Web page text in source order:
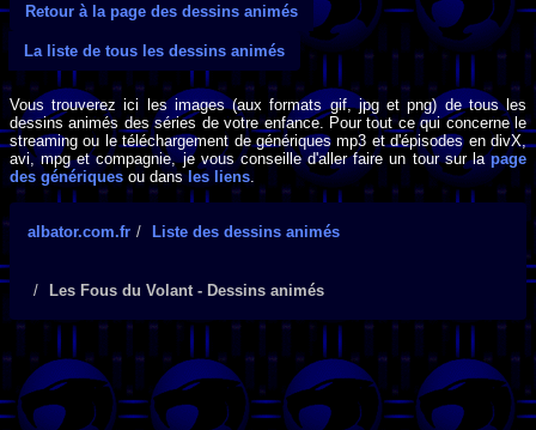
Retour à la page des dessins animés
La liste de tous les dessins animés
Vous trouverez ici les images (aux formats gif, jpg et png) de tous les
dessins animés des séries de votre enfance. Pour tout ce qui concerne le
streaming ou le téléchargement de génériques mp3 et d'épisodes en divX,
avi, mpg et compagnie, je vous conseille d'aller faire un tour sur lapage
des génériques ou dansles liens.
albator.com.fr Liste des dessins animés
Les Fous du Volant - Dessins animés